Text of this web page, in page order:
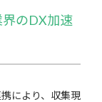
のDX加速
により、収集現